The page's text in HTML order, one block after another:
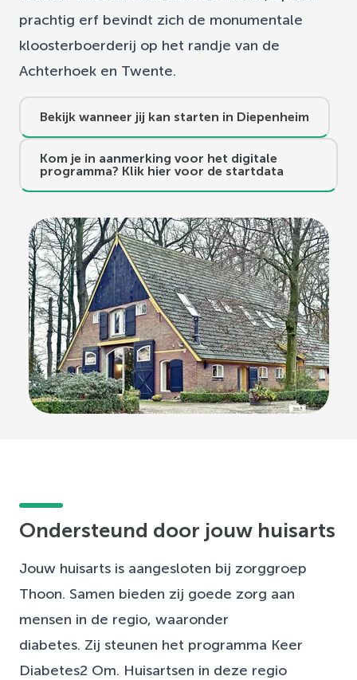
prachtig erf bevindt zich de monumentale
kloosterboerderij op het randje van de
Achterhoek en Twente.
Bekijk wanneer jij kan starten in Diepenheim
Kom je in aanmerking voor het digitale
programma? Klik hier voor de startdata
Ondersteund door jouw huisarts
Jouw huisarts is aangesloten bij zorggroep
Thoon. Samen bieden zij goede zorg aan
mensen in de regio, waaronder
diabetes. Zij steunen het programma Keer
Diabetes2 Om. Huisartsen in deze regio